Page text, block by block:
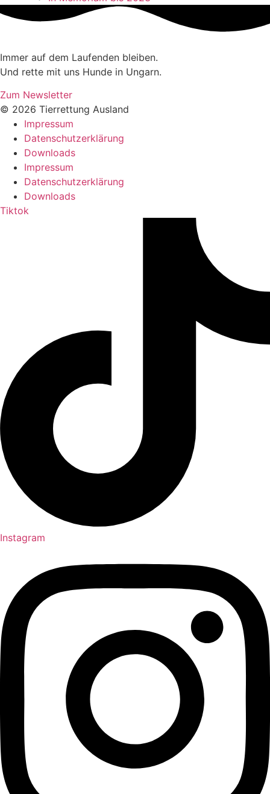
Immer auf dem Laufenden bleiben.
Und rette mit uns Hunde in Ungarn.
Zum Newsletter
© 2026 Tierrettung Ausland
Impressum
Datenschutzerklärung
Downloads
Impressum
Datenschutzerklärung
Downloads
Tiktok
Instagram